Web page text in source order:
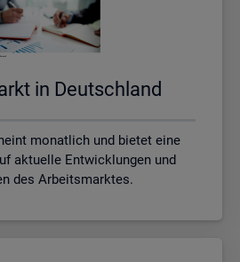
in Deutsch­land
monatlich und bietet eine
aktuelle Entwicklungen und
des Arbeitsmarktes.